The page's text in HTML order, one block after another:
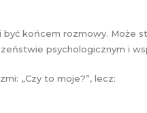
końcem rozmowy. Może
psychologicznym i
„Czy to moje?”, lecz: